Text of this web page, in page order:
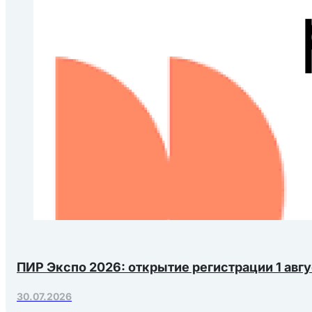
ПИР Экспо 2026: открытие регистрации 1
30.07.2026